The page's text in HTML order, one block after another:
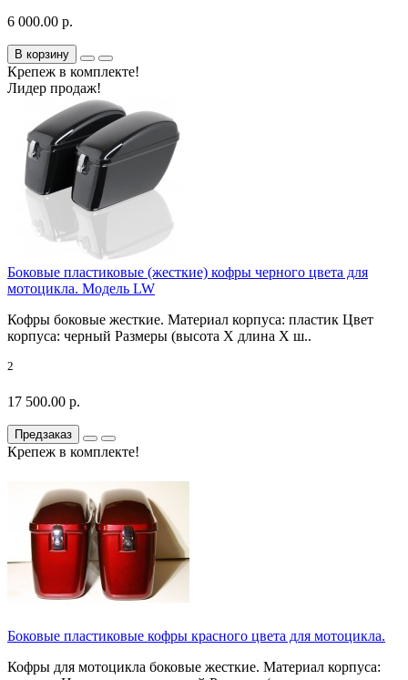
6 000.00 р.
В корзину
Крепеж в комплекте!
Лидер продаж!
Боковые пластиковые (жесткие) кофры черного цвета для
мотоцикла. Модель LW
Кофры боковые жесткие. Материал корпуса: пластик Цвет
корпуса: черный Размеры (высота X длина X ш..
2
17 500.00 р.
Предзаказ
Крепеж в комплекте!
Боковые пластиковые кофры красного цвета для мотоцикла.
Кофры для мотоцикла боковые жесткие. Материал корпуса: